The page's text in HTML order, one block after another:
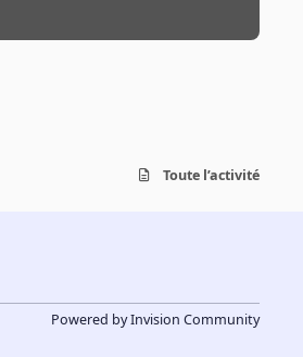
Toute l’activité
Powered byInvision Community